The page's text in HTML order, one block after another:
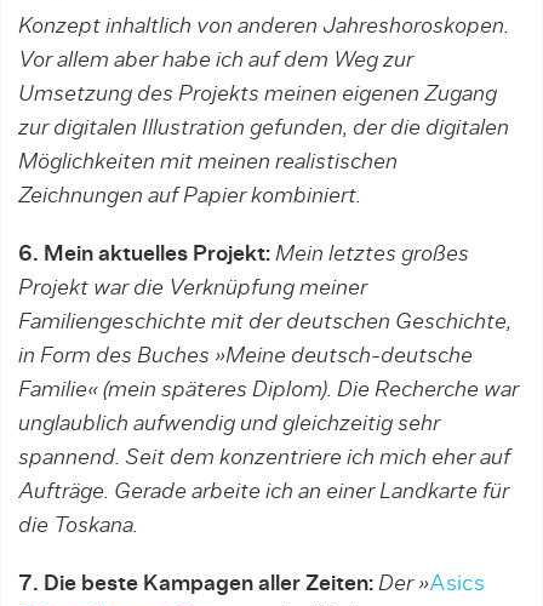
Konzept inhaltlich von anderen Jahreshoroskopen.
Vor allem aber habe ich auf dem Weg zur
Umsetzung des Projekts meinen eigenen Zugang
zur digitalen Illustration gefunden, der die digitalen
Möglichkeiten mit meinen realistischen
Zeichnungen auf Papier kombiniert.
6. Mein aktuelles Projekt: Mein letztes großes
Projekt war die Verknüpfung meiner
Familiengeschichte mit der deutschen Geschichte,
in Form des Buches »Meine deutsch-deutsche
Familie« (mein späteres Diplom). Die Recherche war
unglaublich aufwendig und gleichzeitig sehr
spannend. Seit dem konzentriere ich mich eher auf
Aufträge. Gerade arbeite ich an einer Landkarte für
die Toskana.
7. Die beste Kampagen aller Zeiten: Der »Asics